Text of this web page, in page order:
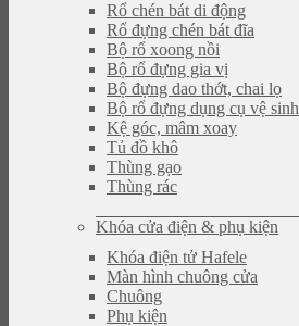
Rổ chén bát di động
Rổ đựng chén bát đĩa
Bộ rổ xoong nồi
Bộ rổ đựng gia vị
Bộ đựng dao thớt, chai lọ
Bộ rổ đựng dụng cụ vệ sinh
Kệ góc, mâm xoay
Tủ đồ khô
Thùng gạo
Thùng rác
Khóa cửa điện & phụ kiện
Khóa điện tử Hafele
Màn hình chuông cửa
Chuông
Phụ kiện